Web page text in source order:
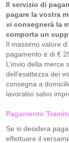
Il servizio di
pagare la vostra
vi consegnerà la
comporta un
Il massimo valore
pagamento è di €
L’invio della merce
dell’esattezza dei
consegna a
lavorativi salvo
Pagamento
Se si desidera
effettuare il